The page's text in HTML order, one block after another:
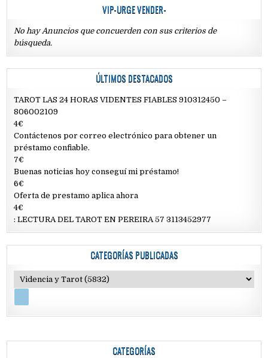
VIP-URGE VENDER-
No hay Anuncios que concuerden con sus criterios de
búsqueda.
ÚLTIMOS DESTACADOS
TAROT LAS 24 HORAS VIDENTES FIABLES 910312450 –
806002109
4€
Contáctenos por correo electrónico para obtener un
préstamo confiable.
7€
Buenas noticias hoy conseguí mi préstamo!
6€
Oferta de prestamo aplica ahora
4€
: LECTURA DEL TAROT EN PEREIRA 57 3113452977
CATEGORÍAS PUBLICADAS
CATEGORÍAS